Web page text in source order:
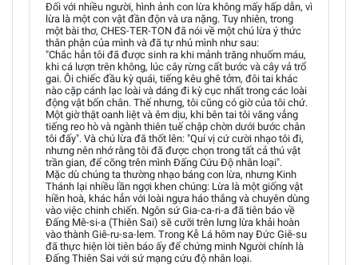
Đối với nhiều người, hình ảnh con lừa không mấy hấp dẫn, vì
lừa là một con vật đần độn và ưa nặng. Tuy nhiên, trong
một bài thơ, CHES-TER-TON đã nói về một chú lừa ý thức
thân phận của mình và đã tự nhủ mình như sau:
"Chắc hẳn tôi đã được sinh ra khi mảnh trăng nhuốm máu,
khi cá lượn trên không, lúc cây rừng cất bước và cây vả trổ
gai. Ôi chiếc đầu kỳ quái, tiếng kêu ghê tởm, đôi tai khác
nào cặp cánh lạc loài và dáng đi kỳ cục nhất trong các loài
động vật bốn chân. Thế nhưng, tôi cũng có giờ của tôi chứ.
Một giờ thật oanh liệt và êm dịu, khi bên tai tôi văng vẳng
tiếng reo hò và ngành thiên tuế chập chờn dưới bước chân
tôi đấy". Và chú lừa đã thốt lên: "Quí vị cứ cười nhạo tôi đi,
nhưng nên nhớ rằng tôi đã được chọn trong tất cả thú vật
trần gian, để cõng trên mình Đấng Cứu Độ nhân loại".
Mặc dù chúng ta thường nhạo báng con lừa, nhưng Kinh
Thánh lại nhiều lần ngợi khen chúng: Lừa là một giống vật
hiền hoà, khác hẳn với loài ngựa háo thắng và chuyên dùng
vào việc chinh chiến. Ngôn sứ Gia-ca-ri-a đã tiên báo về
Đấng Mê-si-a (Thiên Sai) sẽ cưỡi trên lưng lừa khải hoàn
vào thành Giê-ru-sa-lem. Trong Kễ Lá hôm nay Đức Giê-su
đã thực hiện lời tiên báo ấy để chứng minh Người chính là
Đấng Thiên Sai với sứ mạng cứu độ nhân loại.